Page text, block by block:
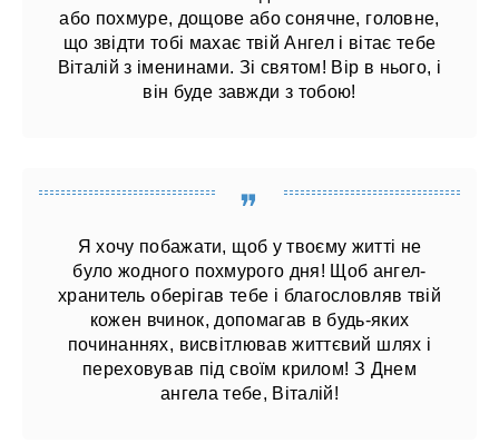
або похмуре, дощове або сонячне, головне,
що звідти тобі махає твій Ангел і вітає тебе
Віталій з іменинами. Зі святом! Вір в нього, і
він буде завжди з тобою!
Я хочу побажати, щоб у твоєму житті не
було жодного похмурого дня! Щоб ангел-
хранитель оберігав тебе і благословляв твій
кожен вчинок, допомагав в будь-яких
починаннях, висвітлював життєвий шлях і
переховував під своїм крилом! З Днем
ангела тебе, Віталій!